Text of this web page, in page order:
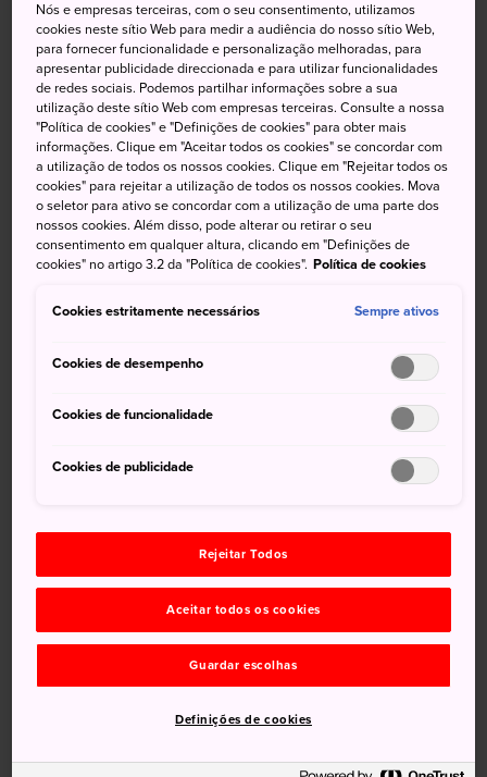
Não perca
Conheça os grandes fossos e as antigas ameias
O Santuário Imizu e seu arco de bronze único
O Museu de Arte Takaoka abriga uma coleção
O festival da florada de cerejeiras em abril
Nós e empresas terceiras, com o seu consentimento, utilizamos
cookies neste sítio Web para medir a audiência do nosso sítio Web,
para fornecer funcionalidade e personalização melhoradas, para
apresentar publicidade direccionada e para utilizar funcionalidades
de redes sociais. Podemos partilhar informações sobre a sua
utilização deste sítio Web com empresas terceiras. Consulte a nossa
"Política de cookies" e "Definições de cookies" para obter mais
informações. Clique em "Aceitar todos os cookies" se concordar com
a utilização de todos os nossos cookies. Clique em "Rejeitar todos os
cookies" para rejeitar a utilização de todos os nossos cookies. Mova
o seletor para ativo se concordar com a utilização de uma parte dos
nossos cookies. Além disso, pode alterar ou retirar o seu
consentimento em qualquer altura, clicando em "Definições de
cookies" no artigo 3.2 da "Política de cookies". Política de cookies
Cookies estritamente necessários Sempre ativos
Cookies de desempenho
Cookies de funcionalidade
Cookies de publicidade
Rejeitar Todos
Aceitar todos os cookies
Guardar escolhas
Definições de cookies